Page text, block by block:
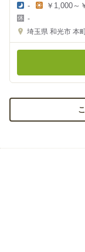
夜
の
金
-
金
額
￥1,000～
-
埼玉県 和光市 本